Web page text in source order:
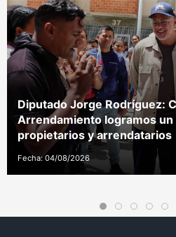
Diputado Jorge Rodríguez:
Arrendamiento logramos
propietarios y arrendatarios
Fecha: 04/08/2026